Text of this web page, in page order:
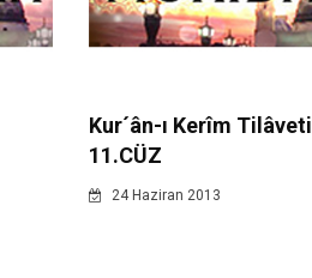
Kur´ân-ı Kerîm Tilâveti
11.CÜZ
24 Haziran 2013